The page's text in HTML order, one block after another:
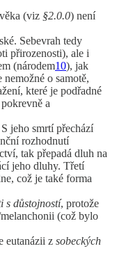
(viz §2.0.0) není
Sebevrah tedy
přirozenosti), ale i
(národem10), jak
o samotě,
které je podřadné
a
jeho smrtí přechází
rozhodnutí
tak přepadá dluh na
jeho dluhy. Třetí
což je také forma
s důstojností, protože
(což bylo
eutanázii z sobeckých